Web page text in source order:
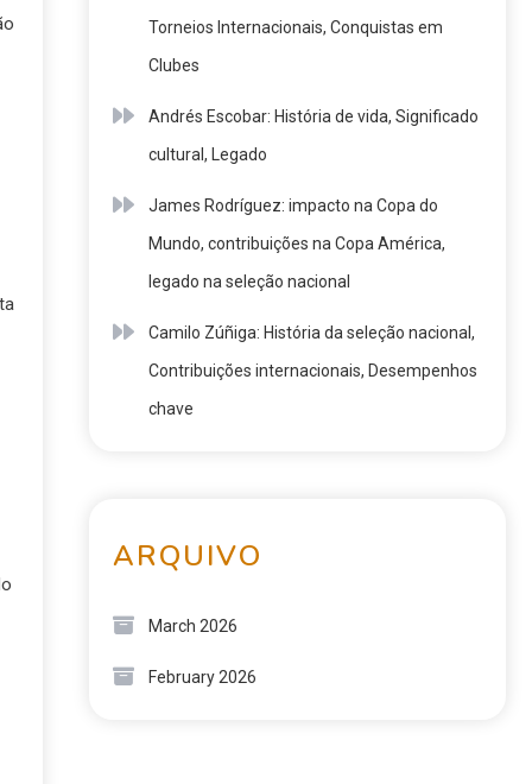
Torneios Internacionais, Conquistas em
Clubes
Andrés Escobar: História de vida, Significado
cultural, Legado
James Rodríguez: impacto na Copa do
Mundo, contribuições na Copa América,
legado na seleção nacional
Camilo Zúñiga: História da seleção nacional,
Contribuições internacionais, Desempenhos
chave
ARQUIVO
March 2026
February 2026